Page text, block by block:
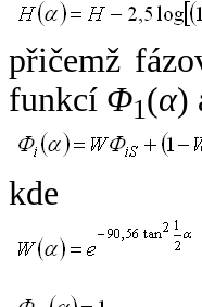
přičemž
funkcí Φ1(α)
kde